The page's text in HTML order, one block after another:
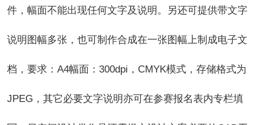
件，幅面不能出现任何文字及说明。另还可提供带文字
说明图幅多张，也可制作合成在一张图幅上制成电子文
档，要求：A4幅面：300dpi，CMYK模式，存储格式为
JPEG，其它必要文字说明亦可在参赛报名表内专栏填